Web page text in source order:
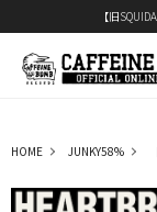
【旧
HOME JUNKY58%